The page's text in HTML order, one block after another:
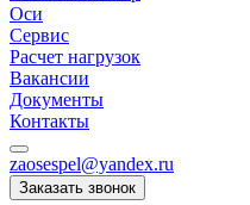
Оси
Сервис
Расчет нагрузок
Вакансии
Документы
Контакты
zaosespel@yandex.ru
Заказать звонок